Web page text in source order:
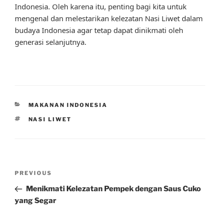
Indonesia. Oleh karena itu, penting bagi kita untuk
mengenal dan melestarikan kelezatan Nasi Liwet dalam
budaya Indonesia agar tetap dapat dinikmati oleh
generasi selanjutnya.
CATEGORIES
MAKANAN INDONESIA
TAGS
NASI LIWET
Previous
Post
PREVIOUS
Menikmati Kelezatan Pempek dengan Saus Cuko
yang Segar